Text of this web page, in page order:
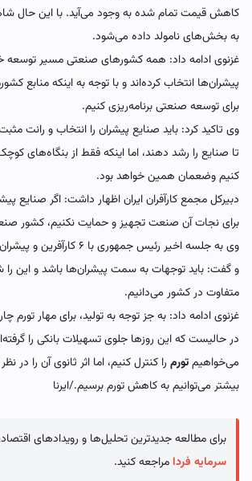
کاهش قیمت تمام شده به وجود می‌آید. با این حال
به بخش‌های نامولد داده می‌شود.
غزنوی ادامه داد: همه کشورهای صنعتی مسیر توسعه
پیشران‌ها انتخاب کرده‌اند و با توجه به اینکه منابع
برای توسعه صنعتی برنامه‌ریزی کنیم.
وی تاکید کرد: باید صنایع پیشران را انتخاب و رانت مثبت
تا صنایع را رشد دهند، اما اینکه فقط از بنگاه‌های
کنیم وضعمان همین خواهد بود.
دبیرکل مجمع کارآفران ایران اظهار داشت: اگر صنایع
برای نجات آن صنعت تجهیز و حمایت نکنیم، کشور
وی به جلسه اخیر رئیس جمهوری
و گفت: باید توجهات به سمت پیشران‌ها باشد و این
متفاوت در کشور می‌دانیم.
غزنوی ادامه داد: به جز توجه به تولید، برای مهار تورم
در حالیست که این روزها جلوی تسهیلات بانکی را
می‌خواهیمتورم را کنترل کنیم، اما اثر ثانوی آن را در
بیشتر می‌توانیم به کاهش تورم برسیم./ایرنا
برای مطالعه جدیدترین تحلیل‌ها و رویدادهای
سرمایه فردا مراجعه کنید.